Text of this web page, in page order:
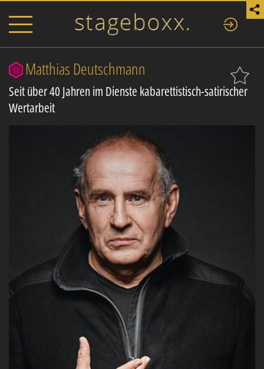
Matthias Deutschmann
Seit über 40 Jahren im Dienste kabarettistisch-satirischer
Wertarbeit